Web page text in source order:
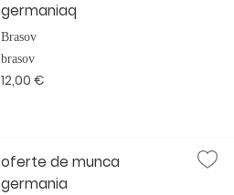
germaniaq
Brasov
brasov
12,00 €
oferte de munca
germania